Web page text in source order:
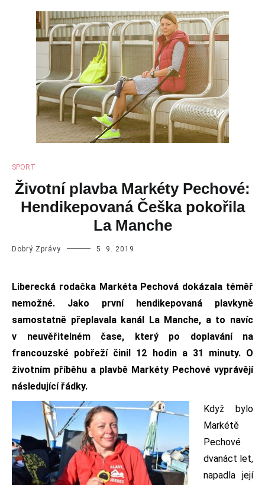
SPORT
Životní plavba Markéty Pechové:
Hendikepovaná Češka pokořila
La Manche
Dobrý Zprávy 5. 9. 2019
Liberecká rodačka Markéta Pechová dokázala téměř
nemožné. Jako první hendikepovaná plavkyně
samostatně přeplavala kanál La Manche, a to navíc
v neuvěřitelném čase, který po doplavání na
francouzské pobřeží činil 12 hodin a 31 minuty. O
životním příběhu a plavbě Markéty Pechové vyprávějí
následující řádky.
Když bylo
Markétě
Pechové
dvanáct let,
napadla její